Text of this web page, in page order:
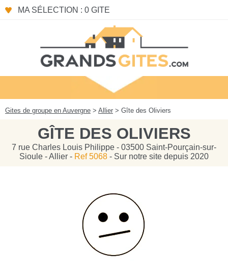
MA SÉLECTION : 0 GITE
Gites de groupe en Auvergne > Allier > Gîte des Oliviers
GÎTE DES OLIVIERS
7 rue Charles Louis Philippe - 03500 Saint-Pourçain-sur-
Sioule - Allier - Ref 5068 - Sur notre site depuis 2020
Panneau de gestion des cookies